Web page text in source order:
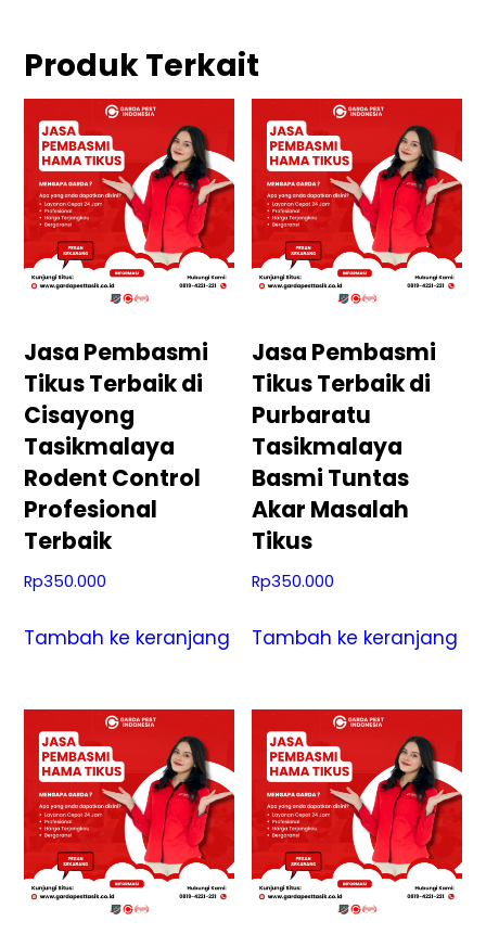
Produk Terkait
Jasa Pembasmi
Tikus Terbaik di
Cisayong
Tasikmalaya
Rodent Control
Profesional
Terbaik
Rp350.000
Tambah ke keranjang
Jasa Pembasmi
Tikus Terbaik di
Purbaratu
Tasikmalaya
Basmi Tuntas
Akar Masalah
Tikus
Rp350.000
Tambah ke keranjang